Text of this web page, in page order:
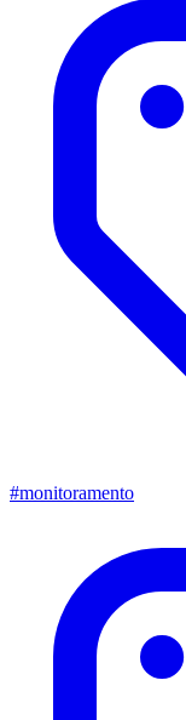
#monitoramento